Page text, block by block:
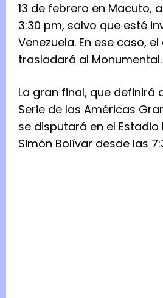
13 de febrero en Macuto,
3:30 pm, salvo que esté
Venezuela. En ese caso,
trasladará al Monumental.
La gran final, que definirá
Serie de las Américas
se disputará en el
Simón Bolívar desde las